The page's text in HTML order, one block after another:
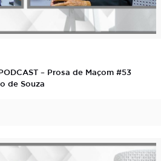
– Prosa de Maçom #53
de Souza